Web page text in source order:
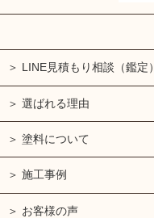
LINE見積もり相談（鑑定）
選ばれる理由
塗料について
施工事例
お客様の声